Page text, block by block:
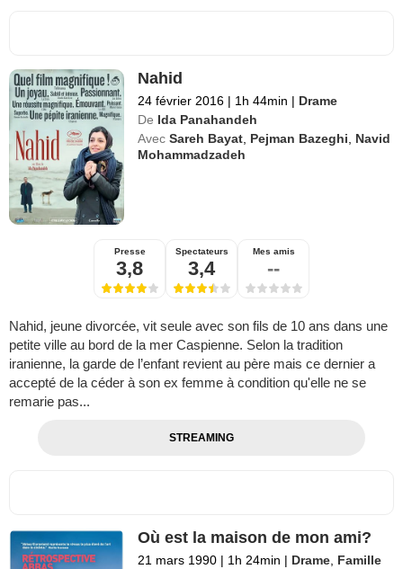
Nahid
24 février 2016 | 1h 44min | Drame
De Ida Panahandeh
Avec Sareh Bayat Pejman Bazeghi
Navid
Mohammadzadeh
Presse
3,8
Spectateurs
3,4
Mes amis
--
Nahid, jeune divorcée, vit seule avec son fils de 10 ans dans une
petite ville au bord de la mer Caspienne. Selon la tradition
iranienne, la garde de l’enfant revient au père mais ce dernier a
accepté de la céder à son ex femme à condition qu'elle ne se
remarie pas...
STREAMING
Où est la maison de mon ami?
21 mars 1990 | 1h 24min | Drame, Famille